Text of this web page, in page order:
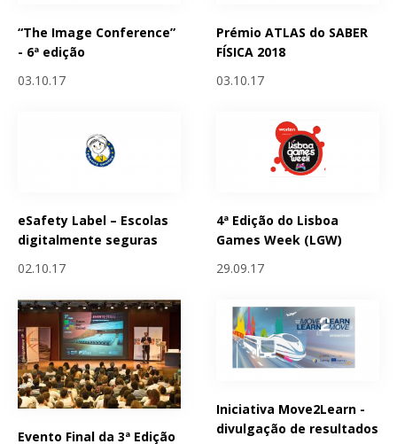
“The Image Conference”
- 6ª edição
03.10.17
Prémio ATLAS do SABER
FÍSICA 2018
03.10.17
eSafety Label – Escolas
digitalmente seguras
02.10.17
4ª Edição do Lisboa
Games Week (LGW)
29.09.17
Evento Final da 3ª Edição
Iniciativa Move2Learn -
divulgação de resultados